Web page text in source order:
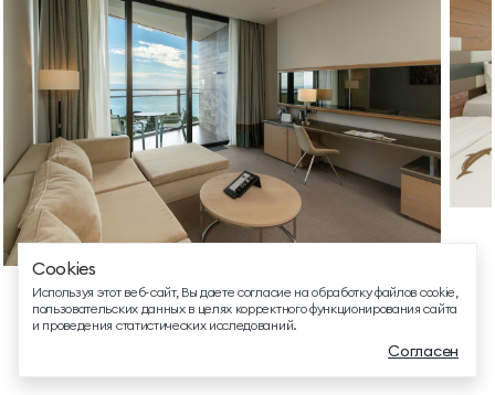
ТЕЛЕФОН ДЛЯ СВЯЗИ
88005505271
ДОПОЛНИТЕЛЬНЫЙ ТЕЛЕФОН ДЛЯ СВЯЗИ
+74991107964
СВЯЗАТЬСЯ В МЕССЕНДЖЕРЕ
EMAIL ДЛЯ ВОПРОСОВ И ПОЖЕЛАНИЙ
info@mriyaresort.com
СУПЕРИОР ЛЮКС
Cookies
Используя этот веб-сайт, Вы даете согласие на обработку файлов cookie,
пользовательских данных в целях корректного функционирования сайта
и проведения статистических исследований.
Согласен